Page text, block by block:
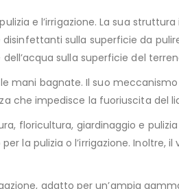
e l’irrigazione. La sua
sulla superficie da
sulla superficie del
mani bagnate. Il suo
che impedisce la fuoriuscita del
floricultura, giardinaggio e
la pulizia o l’irrigazione. Inoltre,
adatto per un’ampia